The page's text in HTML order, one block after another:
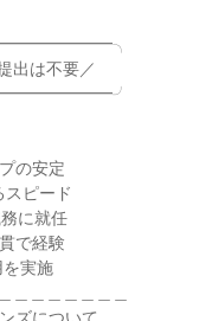
出は不要／
の安定
スピード
に就任
で経験
実施